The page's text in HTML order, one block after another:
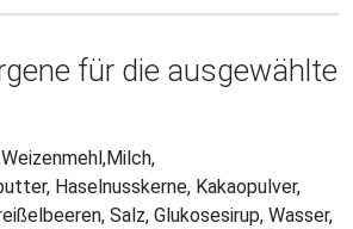
für die ausgewählte
Haselnusskerne, Kakaopulver,
Salz, Glukosesirup, Wasser,